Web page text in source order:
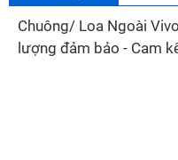
Chuông/ Loa Ngoài
lượng đảm bảo - Cam